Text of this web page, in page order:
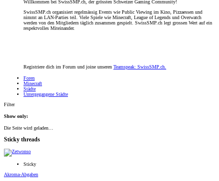
Willkommen bei SwissSMP.ch, der grössten Schweizer Gaming Community!
SwissSMP.ch organisiert regelmässig Events wie Public Viewing im Kino, Pizzaessen und
nimmt an LAN-Parties teil. Viele Spiele wie Minecraft, League of Legends und Overwatch
werden von den Mitgliedern täglich zusammen gespielt. SwissSMP.ch legt grossen Wert auf ein
respektvolles Miteinander.
Registriere dich im Forum und joine unseren Teamspeak: SwissSMP.ch.
Foren
Minecraft
Städte
Untergegangene Städte
Filter
Show only:
Die Seite wird geladen…
Sticky threads
Sticky
Akroma-Abgaben